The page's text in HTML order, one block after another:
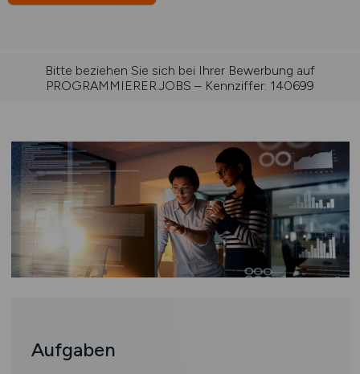
Bitte beziehen Sie sich bei Ihrer Bewerbung auf
PROGRAMMIERER.JOBS – Kennziffer: 140699
Aufgaben